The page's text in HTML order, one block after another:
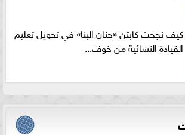
كيف نجحت كابتن «حنان البنا» في تحويل تعليم
القيادة النسائية من خوف...